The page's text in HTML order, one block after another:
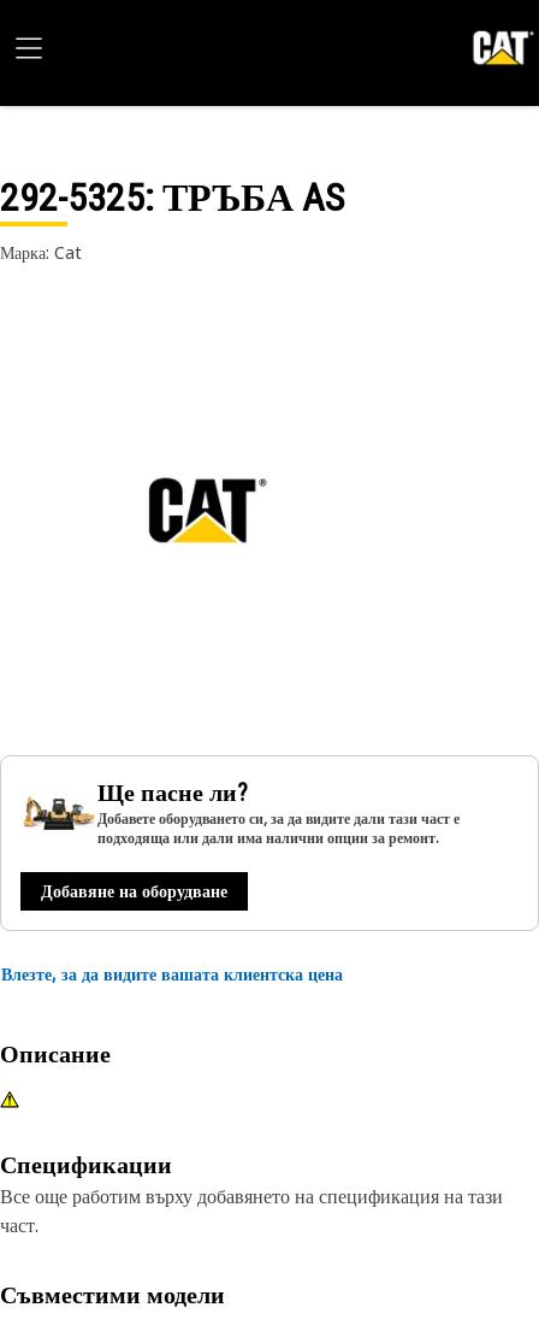
292-5325: ТРЪБА AS
Марка: Cat
Ще пасне ли?
Добавете оборудването си, за да видите дали тази част е
подходяща или дали има налични опции за ремонт.
Добавяне на оборудване
Влезте, за да видите вашата клиентска цена
Описание
Спецификации
Все още работим върху добавянето на спецификация на тази
част.
Съвместими модели